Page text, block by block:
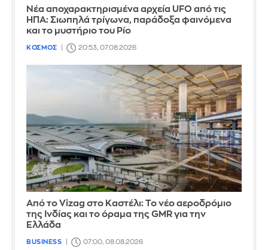
Νέα αποχαρακτηρισμένα αρχεία UFO από τις
ΗΠΑ: Σιωπηλά τρίγωνα, παράδοξα φαινόμενα
και το μυστήριο του Ρίο
ΚΟΣΜΟΣ 20:53, 07.08.2026
Από το Vizag στο Καστέλι: Το νέο αεροδρόμιο
της Ινδίας και το όραμα της GMR για την
Ελλάδα
BUSINESS 07:00, 08.08.2026